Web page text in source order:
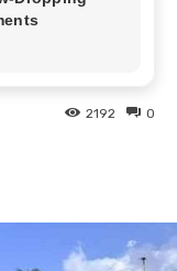
nổi tiếng
0
2192